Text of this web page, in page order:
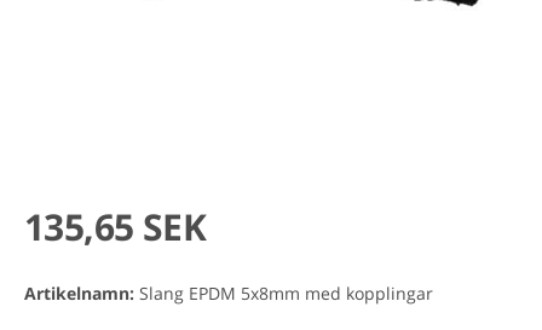
135,65 SEK
Artikelnamn: Slang EPDM 5x8mm med kopplingar